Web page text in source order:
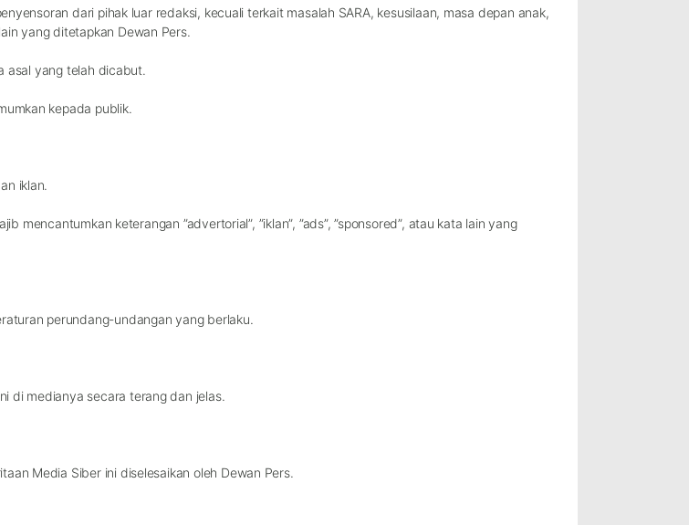
dari pihak luar redaksi, kecuali terkait masalah SARA, kesusilaan, masa depan anak,
yang ditetapkan Dewan Pers.
asal yang telah dicabut.
kepada publik.
iklan.
keterangan ”advertorial”, ”iklan”, ”ads”, ”sponsored”, atau kata lain yang
perundang-undangan yang berlaku.
di medianya secara terang dan jelas.
Media Siber ini diselesaikan oleh Dewan Pers.